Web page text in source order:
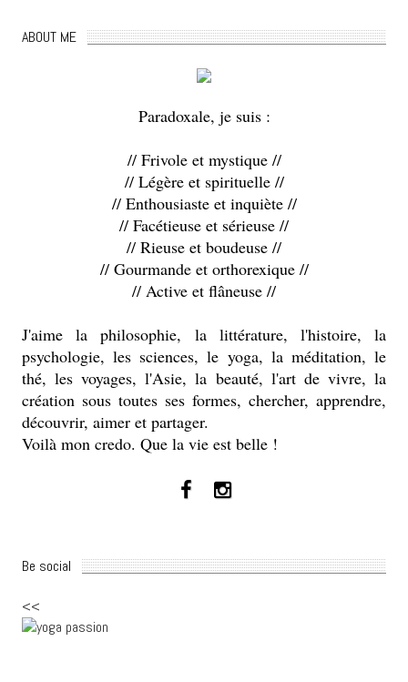
ABOUT ME
Paradoxale, je suis :
// Frivole et mystique //
// Légère et spirituelle //
// Enthousiaste et inquiète //
// Facétieuse et sérieuse //
// Rieuse et boudeuse //
// Gourmande et orthorexique //
// Active et flâneuse //
J'aime la philosophie, la littérature, l'histoire, la
psychologie, les sciences, le yoga, la méditation, le
thé, les voyages, l'Asie, la beauté, l'art de vivre, la
création sous toutes ses formes, chercher, apprendre,
découvrir, aimer et partager.
Voilà mon credo. Que la vie est belle !
Be social
<<